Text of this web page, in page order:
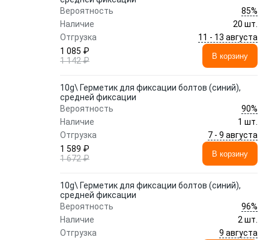
Вероятность
85%
Наличие
20 шт.
Отгрузка
11 - 13 августа
1 085 ₽
1 142 ₽
В корзину
10g\ Герметик для фиксации болтов (синий),
средней фиксации
Вероятность
90%
Наличие
1 шт.
Отгрузка
7 - 9 августа
1 589 ₽
1 672 ₽
В корзину
10g\ Герметик для фиксации болтов (синий),
средней фиксации
Вероятность
96%
Наличие
2 шт.
Отгрузка
9 августа